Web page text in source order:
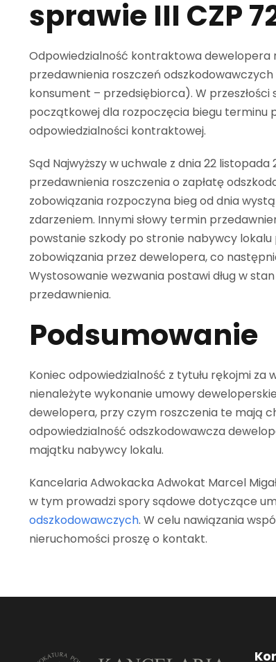
sprawie III CZP
Odpowiedzialność kontraktowa dewelopera
przedawnienia roszczeń
konsument – przedsiębiorca). W
początkowej dla rozpoczęcia biegu terminu
odpowiedzialności kontraktowej.
Sąd Najwyższy w uchwale z dnia 22 listopada
przedawnienia roszczenia o zapłatę
zobowiązania rozpoczyna bieg od dnia
zdarzeniem. Innymi słowy termin
powstanie szkody po stronie nabywcy
zobowiązania przez dewelopera, co
Wystosowanie wezwania postawi dług w
przedawnienia.
Podsumowanie
Koniec odpowiedzialność z tytułu rękojmi
nienależyte wykonanie umowy
dewelopera, przy czym roszczenia te mają
odpowiedzialność odszkodowawcza
majątku nabywcy lokalu.
Kancelaria Adwokacka Adwokat Marcel
w tym prowadzi spory sądowe dotyczące
odszkodowawczych. W celu nawiązania
nieruchomości proszę o kontakt.